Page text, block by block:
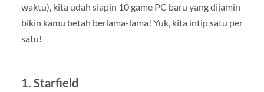
waktu), kita udah siapin 10 game PC baru yang dijamin
bikin kamu betah berlama-lama! Yuk, kita intip satu per
satu!
1. Starfield